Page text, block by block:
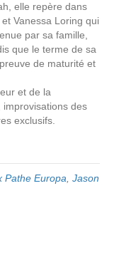
elle repère dans
Vanessa Loring qui
par sa famille,
que le terme de sa
de maturité et
et de la
des
exclusifs.
Pathe Europa, Jason